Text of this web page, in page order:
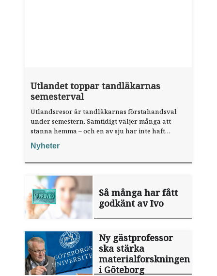
Utlandet toppar tandläkarnas
semesterval
Utlandsresor är tandläkarnas förstahandsval
under semestern. Samtidigt väljer många att
stanna hemma – och en av sju har inte haft
någon sommarledighet alls, enligt "månadens
fråga".
Nyheter
Så många har fått
godkänt av Ivo
Ny gästprofessor
ska stärka
materialforskningen
i Göteborg